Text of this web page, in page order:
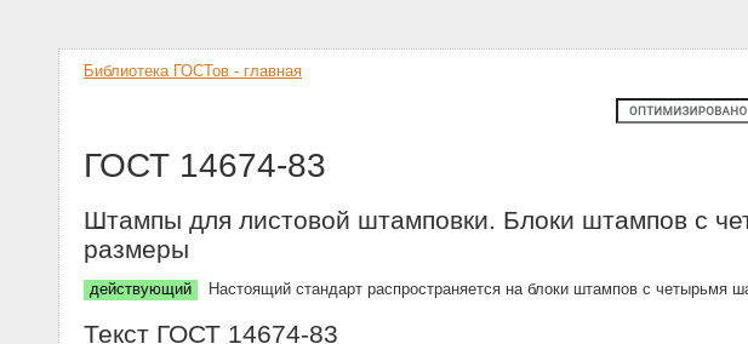
Библиотека ГОСТов - главная
ГОСТ 14674-83
Штампы для листовой штамповки. Блоки штампов с
размеры
действующий Настоящий стандарт распространяется на блоки штампов с
Текст ГОСТ 14674-83